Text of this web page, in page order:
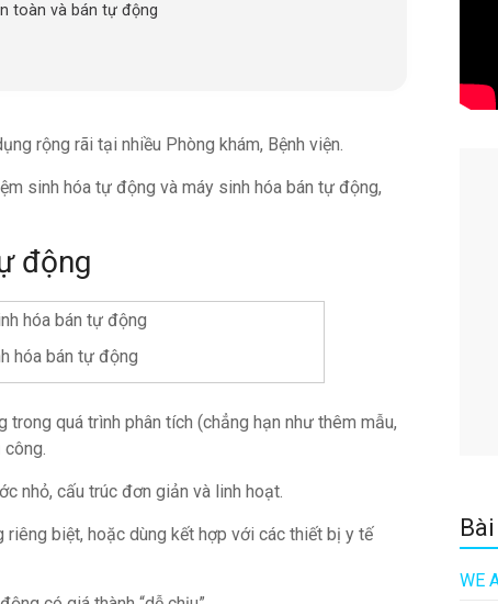
toàn và bán tự động
rộng rãi tại nhiều Phòng khám, Bệnh viện.
sinh hóa tự động và máy sinh hóa bán tự động,
động
hóa bán tự động
quá trình phân tích (chẳng hạn như thêm mẫu,
nhỏ, cấu trúc đơn giản và linh hoạt.
biệt, hoặc dùng kết hợp với các thiết bị y tế
WE